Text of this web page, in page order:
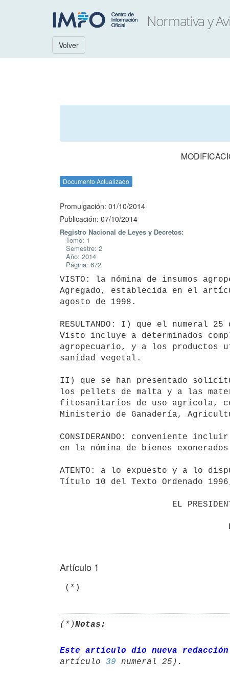
Volver
Documento Actualizado
Promulgación: 01/10/2014
Publicación: 07/10/2014
Registro Nacional de Leyes y Decretos:
Tomo: 1
Semestre: 2
Año: 2014
Página: 672
VISTO: la nómina de insumos
Agregado, establecida en el
agosto de 1998.
RESULTANDO: I) que el numeral
Visto incluye a determinados
agropecuario, y a los productos
sanidad vegetal.
II) que se han presentado
los pellets de malta y a las
fitosanitarios de uso agrícola,
Ministerio de Ganadería,
CONSIDERANDO: conveniente
en la nómina de bienes
ATENTO: a lo expuesto y a lo
Título 10 del Texto Ordenado
Artículo 1
(*)
(*)Notas:
Este artículo dio nueva
artículo 39